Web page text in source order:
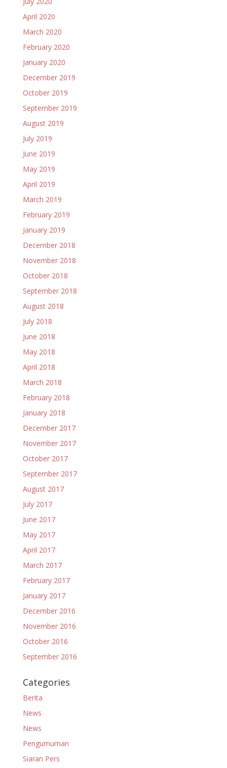
April 2020
March 2020
February 2020
January 2020
December 2019
October 2019
September 2019
August 2019
July 2019
June 2019
May 2019
April 2019
March 2019
February 2019
January 2019
December 2018
November 2018
October 2018
September 2018
August 2018
July 2018
June 2018
May 2018
April 2018
March 2018
February 2018
January 2018
December 2017
November 2017
October 2017
September 2017
August 2017
July 2017
June 2017
May 2017
April 2017
March 2017
February 2017
January 2017
December 2016
November 2016
October 2016
September 2016
Categories
Berita
News
News
Pengumuman
Siaran Pers